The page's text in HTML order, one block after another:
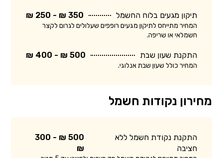
תיקון מגעים בלוח החשמל 350 ₪ - 250 ₪
המחיר מתייחס לתיקון מגעים רופפים שעלולים לגרום לקצר
חשמלאי או שריפה.
התקנת שעון שבת 500 ₪ - 400 ₪
המחיר כולל שעון שבת אנלוגי.
מחירון נקודות חשמל
התקנת נקודת חשמל ללא
חציבה
500 ₪ - 300
₪